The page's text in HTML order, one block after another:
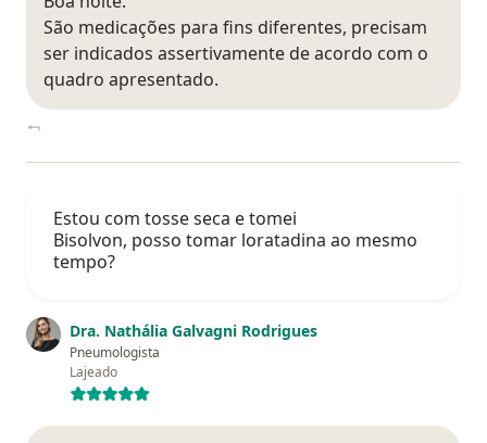
São medicações para fins diferentes, precisam
ser indicados assertivamente de acordo com o
quadro apresentado.
Estou com tosse seca e tomei
Bisolvon, posso tomar loratadina ao mesmo
tempo?
Dra. Nathália Galvagni Rodrigues
Pneumologista
Lajeado